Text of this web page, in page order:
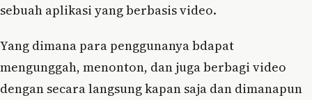
sebuah aplikasi yang berbasis video.
Yang dimana para penggunanya bdapat
mengunggah, menonton, dan juga berbagi video
dengan secara langsung kapan saja dan dimanapun